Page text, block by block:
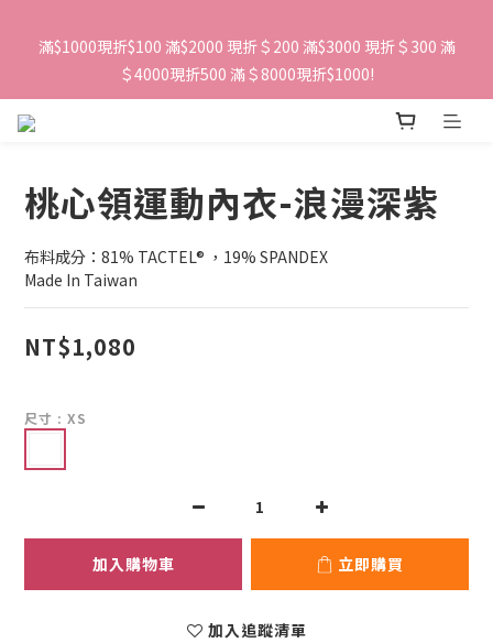
滿$1000現折$100 滿$2000 現折＄200 滿$3000 現折＄300 滿
＄4000現折500 滿＄8000現折$1000!
桃心領運動內衣-浪漫深紫
布料成分：81% TACTEL® ，19% SPANDEX
Made In Taiwan
NT$1,080
尺寸 : XS
加入購物車 立即購買
加入追蹤清單